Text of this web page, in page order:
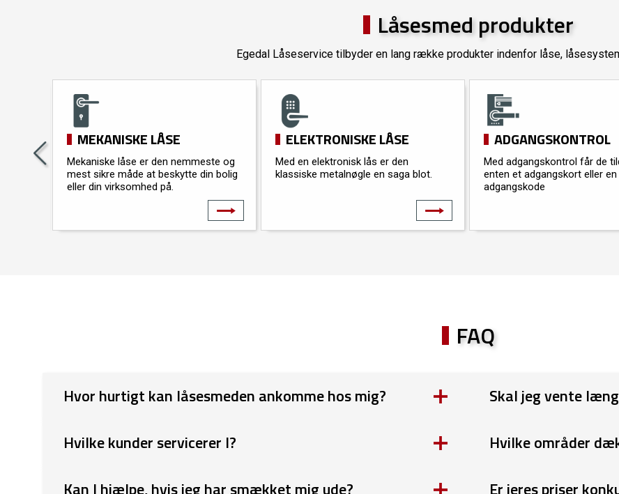
Låsesmed produkter
Egedal Låseservice tilbyder en lang række produkter indenfor låse,
MEKANISKE LÅSE
Mekaniske låse er den nemmeste og
mest sikre måde at beskytte din bolig
eller din virksomhed på.
ELEKTRONISKE LÅSE
Med en elektronisk lås er den
klassiske metalnøgle en saga blot.
ADGANGSKONTROL
Med adgangskontrol får de
enten et adgangskort eller en
adgangskode
FAQ
Hvor hurtigt kan låsesmeden ankomme hos mig?
Hvilke kunder servicerer I?
Kan I hjælpe, hvis jeg har smækket mig ude?
Skal jeg vente
Hvilke områder
Er jeres priser